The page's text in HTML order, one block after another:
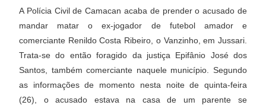
A Polícia Civil de Camacan acaba de prender o acusado de
mandar matar o ex-jogador de futebol amador e
comerciante Renildo Costa Ribeiro, o Vanzinho, em Jussari.
Trata-se do então foragido da justiça Epifânio José dos
Santos, também comerciante naquele município. Segundo
as informações de momento nesta noite de quinta-feira
(26), o acusado estava na casa de um parente se